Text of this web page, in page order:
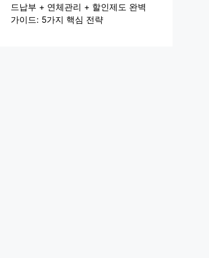
드납부 + 연체관리 + 할인제도 완벽
가이드: 5가지 핵심 전략